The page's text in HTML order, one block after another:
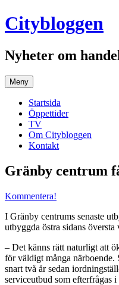
Hoppa
till
Citybloggen
Nyheter om
Meny
Startsida
Öppettider
TV
Om Citybloggen
Kontakt
Gränby centrum
Kommentera!
I Gränby centrums senaste
utbyggda östra sidans översta
– Det känns rätt naturligt att
för väldigt många närboende.
snart två år sedan
serviceutbud som efterfrågas